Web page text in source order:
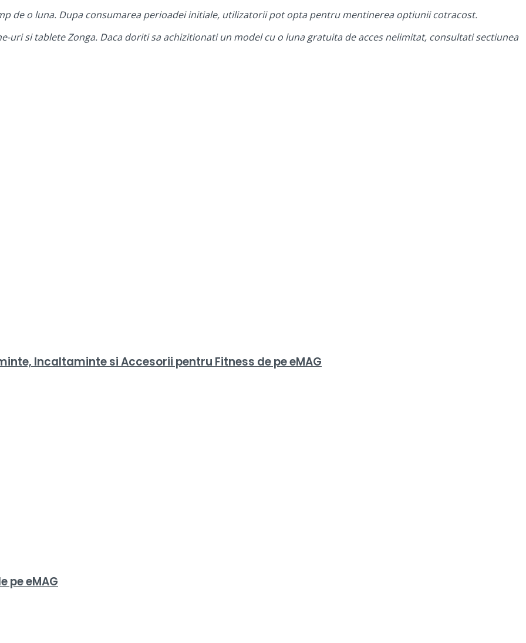
de o luna. Dupa consumarea perioadei initiale, utilizatorii pot opta pentru mentinerea optiunii cotracost.
uri si tablete Zonga. Daca doriti sa achizitionati un model cu o luna gratuita de acces nelimitat, consultati sectiunea
Incaltaminte si Accesorii pentru Fitness de pe eMAG
pe eMAG